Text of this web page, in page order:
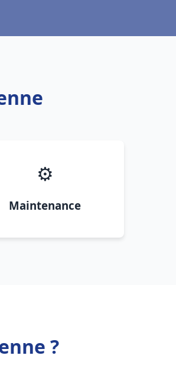
⚙️
Maintenance
?